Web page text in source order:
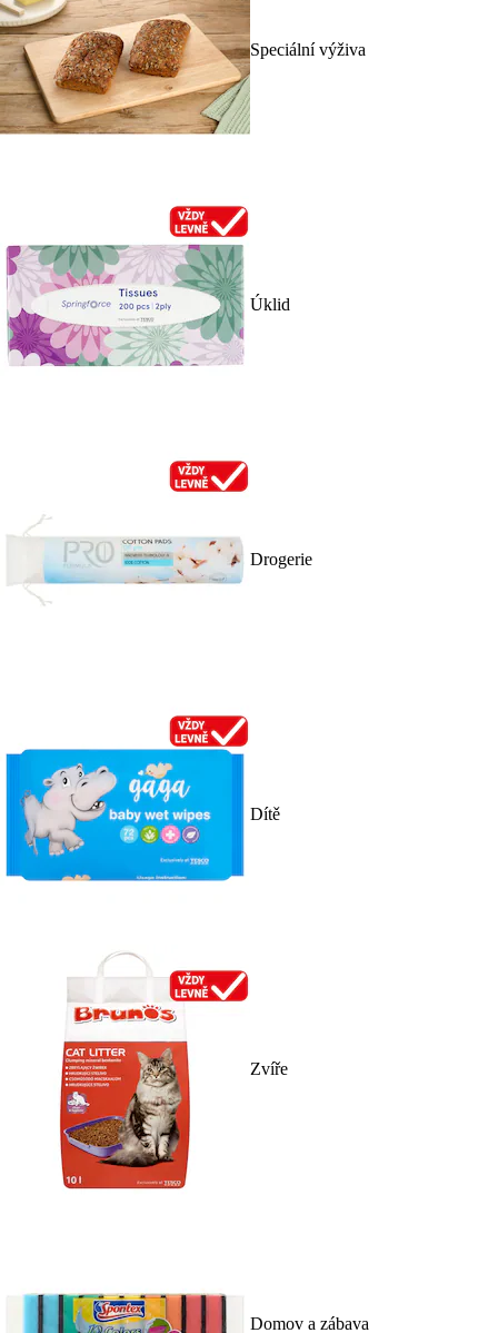
Speciální výživa
Úklid
Drogerie
Dítě
Zvíře
Domov a zábava